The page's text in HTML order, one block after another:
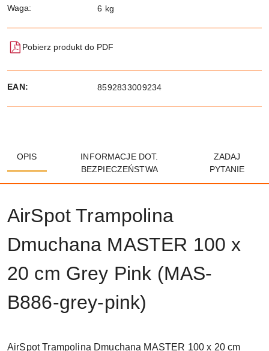
Waga: 6 kg
Pobierz produkt do PDF
EAN: 8592833009234
OPIS
INFORMACJE DOT.
BEZPIECZEŃSTWA
ZADAJ
PYTANIE
AirSpot Trampolina
Dmuchana MASTER 100 x
20 cm Grey Pink (MAS-
B886-grey-pink)
AirSpot Trampolina Dmuchana MASTER 100 x 20 cm